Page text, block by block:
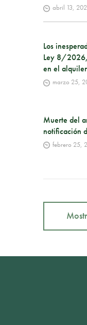
abril 13,
Los
Ley 8/2026,
en el alquiler
marzo 25,
Muerte del
notificación
febrero 25,